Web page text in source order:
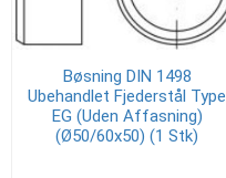
Bøsning DIN 1498
Ubehandlet Fjederstål Type
EG (Uden Affasning)
(Ø50/60x50) (1 Stk)